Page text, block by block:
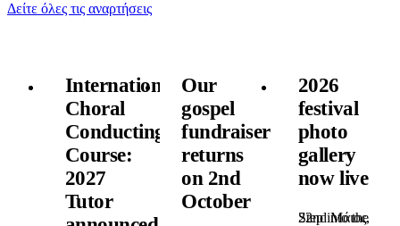
Δείτε όλες τις αναρτήσεις
International
Choral
Conducting
Course:
2027
Tutor
Our
gospel
fundraiser
returns
on 2nd
October
2026
festival
photo
gallery
now live
22nd Μάιος,
Step into the